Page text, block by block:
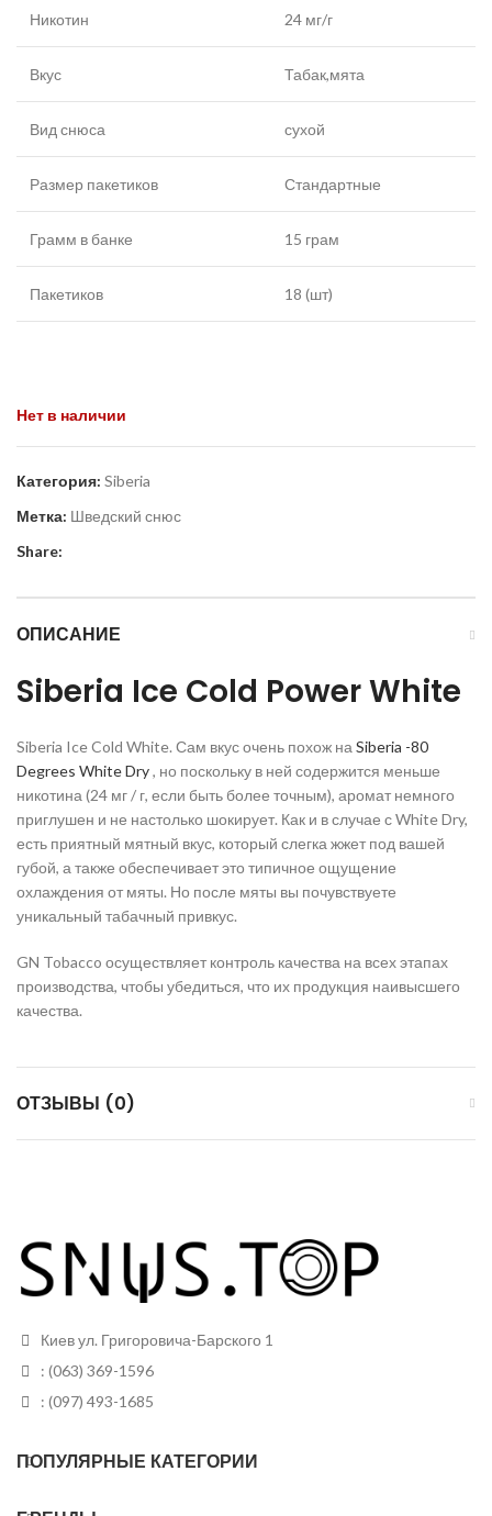
Никотин 24 мг/г
Вкус Табак,мята
Вид снюса сухой
Размер пакетиков Стандартные
Грамм в банке 15 грам
Пакетиков 18 (шт)
Нет в наличии
Категория: Siberia
Метка: Шведский снюс
Share:
ОПИСАНИЕ
Siberia Ice Cold Power White
Siberia Ice Cold White. Сам вкус очень похож на Siberia -80
Degrees White Dry, но поскольку в ней содержится меньше
никотина (24 мг / г, если быть более точным), аромат немного
приглушен и не настолько шокирует. Как и в случае с White Dry,
есть приятный мятный вкус, который слегка жжет под вашей
губой, а также обеспечивает это типичное ощущение
охлаждения от мяты. Но после мяты вы почувствуете
уникальный табачный привкус.
GN Tobacco осуществляет контроль качества на всех этапах
производства, чтобы убедиться, что их продукция наивысшего
качества.
ОТЗЫВЫ (0)
Киев ул. Григоровича-Барского 1
: (063) 369-1596
: (097) 493-1685
ПОПУЛЯРНЫЕ КАТЕГОРИИ